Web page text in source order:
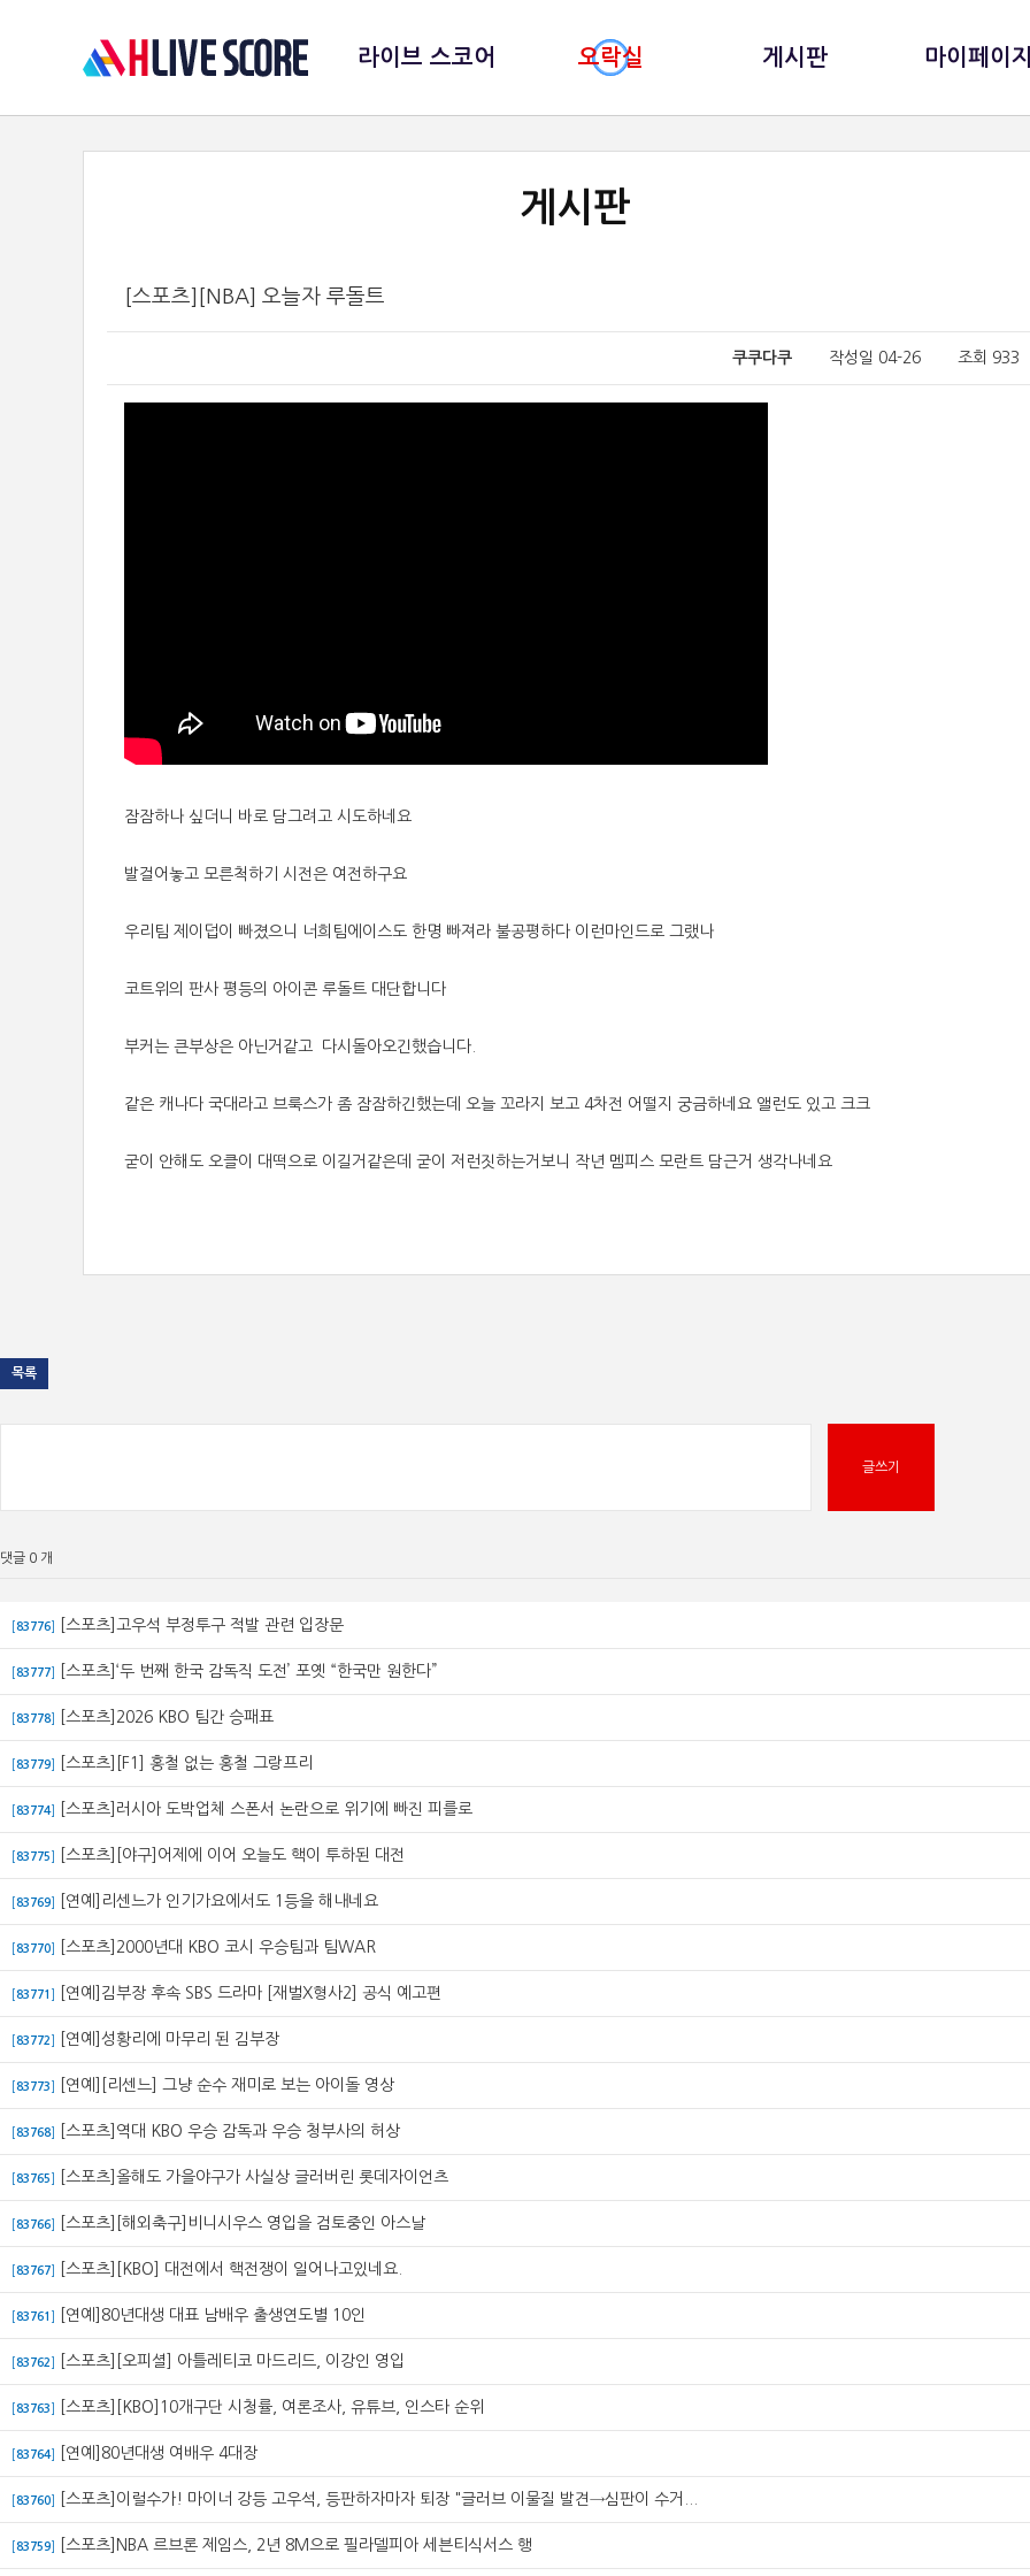
라이브 스코어 오락실 게시판 마이페이지
게시판
[스포츠][NBA] 오늘자 루돌트
쿠쿠다쿠 작성일 04-26 조회
잠잠하나 싶더니 바로 담그려고 시도하네요
발걸어놓고 모른척하기 시전은 여전하구요
우리팀 제이덥이 빠졌으니 너희팀에이스도 한명 빠져라 불공평하다 이런마인드로 그랬나
코트위의 판사 평등의 아이콘 루돌트 대단합니다
부커는 큰부상은 아닌거같고 다시돌아오긴했습니다.
같은 캐나다 국대라고 브룩스가 좀 잠잠하긴했는데 오늘 꼬라지 보고 4차전 어떨지 궁금하네요 앨런도 있고 크크
굳이 안해도 오클이 대떡으로 이길거같은데 굳이 저런짓하는거보니 작년 멤피스 모란트 담근거 생각나네요
목록
댓글 0 개
83776 [스포츠]고우석 부정투구 적발 관련 입장문
83777 [스포츠]‘두 번째 한국 감독직 도전’ 포옛 “한국만 원한다”
83778] [스포츠]2026 KBO 팀간 승패표
83779 [스포츠][F1] 홍철 없는 홍철 그랑프리
83774] [스포츠]러시아 도박업체 스폰서 논란으로 위기에 빠진 피를로
83775 [스포츠][야구]어제에 이어 오늘도 핵이 투하된 대전
83769 [연예]리센느가 인기가요에서도 1등을 해내네요
83770 [스포츠]2000년대 KBO 코시 우승팀과 팀WAR
83771 [연예]김부장 후속 SBS 드라마 [재벌X형사2] 공식 예고편
83772 [연예]성황리에 마무리 된 김부장
83773 [연예][리센느] 그냥 순수 재미로 보는 아이돌 영상
83768] [스포츠]역대 KBO 우승 감독과 우승 청부사의 허상
83765 [스포츠]올해도 가을야구가 사실상 글러버린 롯데자이언츠
83766 [스포츠][해외축구]비니시우스 영입을 검토중인 아스날
83767 [스포츠][KBO] 대전에서 핵전쟁이 일어나고있네요.
83761 [연예]80년대생 대표 남배우 출생연도별 10인
83762 [스포츠][오피셜] 아틀레티코 마드리드, 이강인 영입
83763 [스포츠][KBO]10개구단 시청률, 여론조사, 유튜브, 인스타 순위
83764] [연예]80년대생 여배우 4대장
83760 [스포츠]이럴수가! 마이너 강등 고우석, 등판하자마자 퇴장 "글러브 이물질 발견→심판이 수거...
83759 [스포츠]NBA 르브론 제임스, 2년 8M으로 필라델피아 세븐티식서스 행